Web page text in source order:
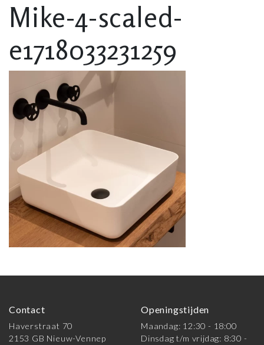
Mike-4-scaled-
e1718033231259
Contact
Haverstraat 70
2153 GB Nieuw-Vennep
Openingstijden
Maandag: 12:30 - 18:00
Dinsdag t/m vrijdag: 8:30 -